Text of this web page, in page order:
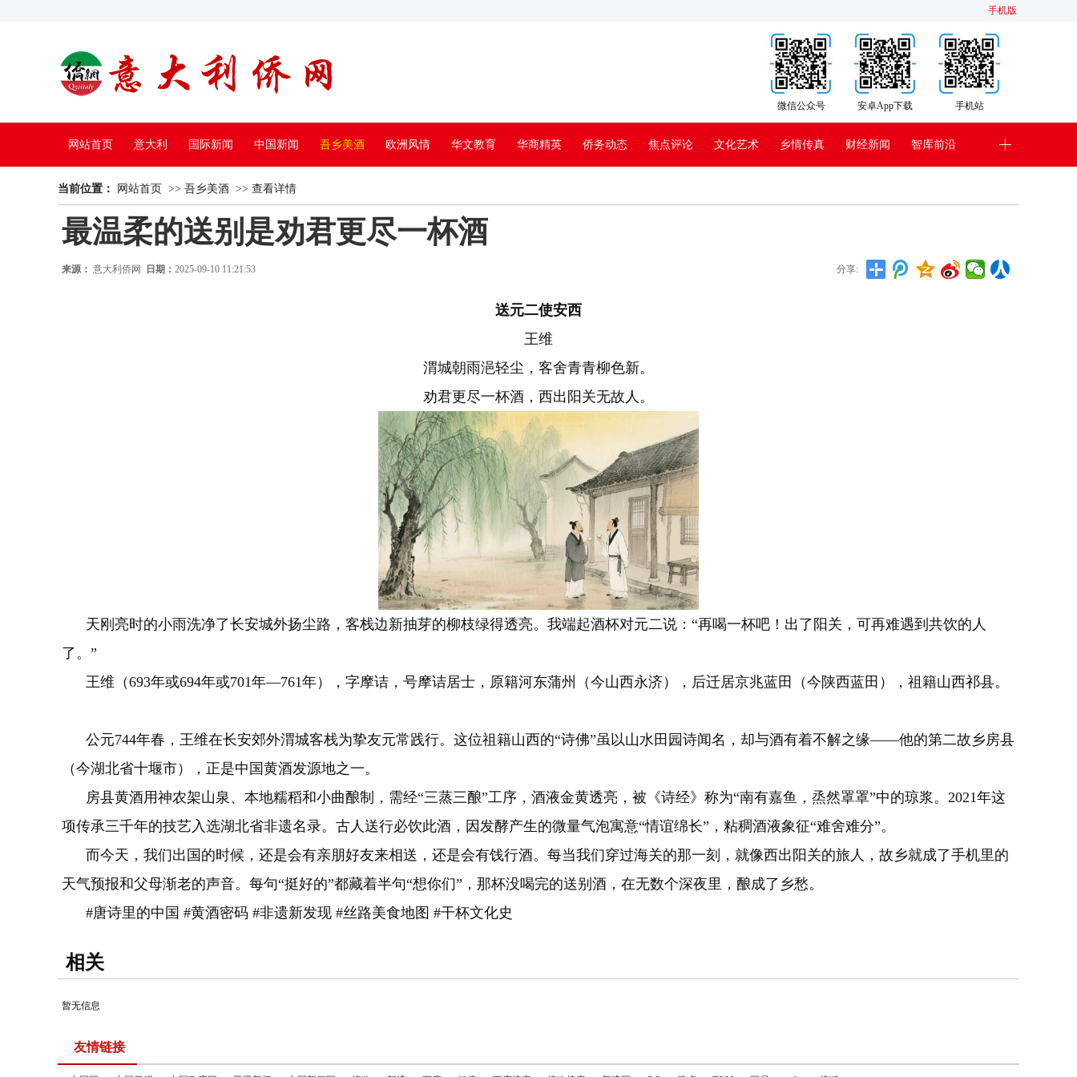
手机版
手机站
安卓App下载
微信公众号
网站首页 意大利 国际新闻 中国新闻 吾乡美酒 欧洲风情 华文教育 华商精英 侨务动态 焦点评论 文化艺术 乡情传真 财经新闻 智库前沿
中国电视
当前位置： 网站首页 >> 吾乡美酒 >> 查看详情
最温柔的送别是劝君更尽一杯酒
来源： 意大利侨网 日期： 2025-09-10 11:21:53 分享:
送元二使安西
王维
渭城朝雨浥轻尘，客舍青青柳色新。
劝君更尽一杯酒，西出阳关无故人。
天刚亮时的小雨洗净了长安城外扬尘路，客栈边新抽芽的柳枝绿得透亮。我端起酒杯对元二说：“再喝一杯吧！出了阳关，可再难遇到共饮的人
了。”
王维（693年或694年或701年—761年），字摩诘，号摩诘居士，原籍河东蒲州（今山西永济），后迁居京兆蓝田（今陕西蓝田），祖籍山西祁县。
公元744年春，王维在长安郊外渭城客栈为挚友元常践行。这位祖籍山西的“诗佛”虽以山水田园诗闻名，却与酒有着不解之缘——他的第二故乡房县
（今湖北省十堰市），正是中国黄酒发源地之一。
房县黄酒用神农架山泉、本地糯稻和小曲酿制，需经“三蒸三酿”工序，酒液金黄透亮，被《诗经》称为“南有嘉鱼，烝然罩罩”中的琼浆。2021年这
项传承三千年的技艺入选湖北省非遗名录。古人送行必饮此酒，因发酵产生的微量气泡寓意“情谊绵长”，粘稠酒液象征“难舍难分”。
而今天，我们出国的时候，还是会有亲朋好友来相送，还是会有饯行酒。每当我们穿过海关的那一刻，就像西出阳关的旅人，故乡就成了手机里的
天气预报和父母渐老的声音。每句“挺好的”都藏着半句“想你们”，那杯没喝完的送别酒，在无数个深夜里，酿成了乡愁。
#唐诗里的中国 #黄酒密码 #非遗新发现 #丝路美食地图 #干杯文化史
相关
暂无信息
友情链接